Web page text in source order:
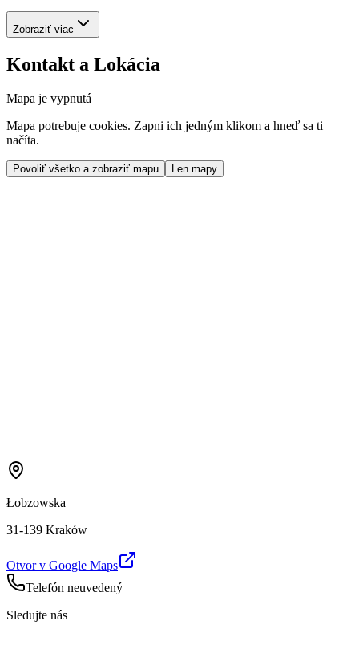
Zobraziť viac
Kontakt a Lokácia
Mapa je vypnutá
Mapa potrebuje cookies. Zapni ich jedným klikom a hneď sa ti
načíta.
Povoliť všetko a zobraziť mapu Len mapy
Łobzowska
31-139 Kraków
Otvor v Google Maps
Telefón neuvedený
Sledujte nás